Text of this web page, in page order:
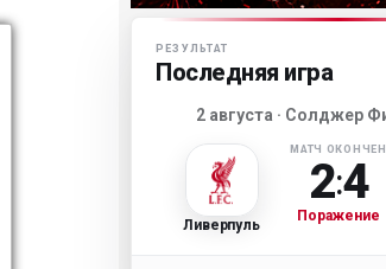
Матч-центр
РЕЗУЛЬТАТ
Последняя игра
2 августа · Солджер
Ливерпуль
МАТЧ ОКОНЧЕН
2:4
Поражение